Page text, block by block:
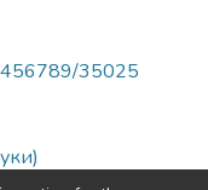
35025